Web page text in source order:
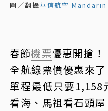
圖／翻攝華信航空
春節機票優惠開搶！
全航線票價優惠來
單程最低只要1,158
看海、馬祖看石頭